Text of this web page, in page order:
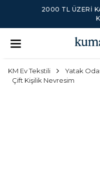
2000 TL ÜZERI
KM Ev Tekstili Yatak
Çift Kişilik Nevresim